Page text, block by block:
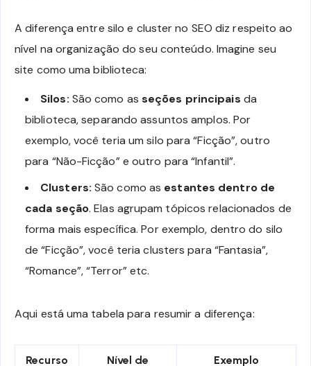
A diferença entre silo e cluster no SEO diz respeito ao
nível na organização do seu conteúdo. Imagine seu
site como uma biblioteca:
Silos: São como as seções principais da
biblioteca, separando assuntos amplos. Por
exemplo, você teria um silo para “Ficção”, outro
para “Não-Ficção” e outro para “Infantil”.
Clusters: São como as estantes dentro de
cada seção. Elas agrupam tópicos relacionados de
forma mais específica. Por exemplo, dentro do silo
de “Ficção”, você teria clusters para “Fantasia”,
“Romance”, “Terror” etc.
Aqui está uma tabela para resumir a diferença:
Recurso Nível de Exemplo